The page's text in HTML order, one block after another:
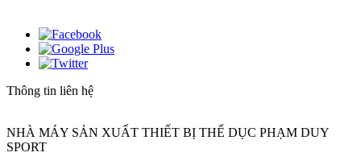
Thông tin liên hệ
NHÀ MÁY SẢN XUẤT THIẾT BỊ THỂ DỤC PHẠM DUY
SPORT